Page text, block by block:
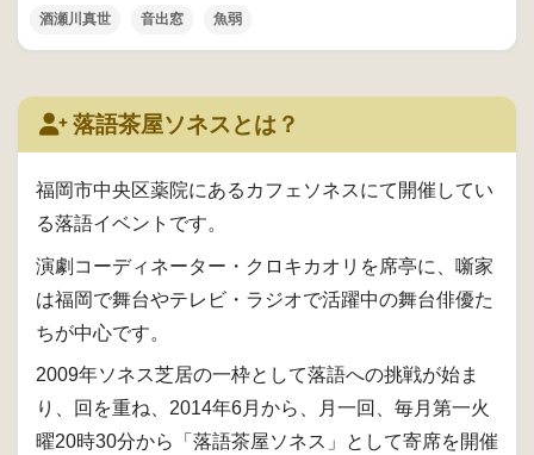
酒瀬川真世 音出窓 魚弱
落語茶屋ソネスとは？
福岡市中央区薬院にあるカフェソネスにて開催してい
る落語イベントです。
演劇コーディネーター・クロキカオリを席亭に、噺家
は福岡で舞台やテレビ・ラジオで活躍中の舞台俳優た
ちが中心です。
2009年ソネス芝居の一枠として落語への挑戦が始ま
り、回を重ね、2014年6月から、月一回、毎月第一火
曜20時30分から「落語茶屋ソネス」として寄席を開催